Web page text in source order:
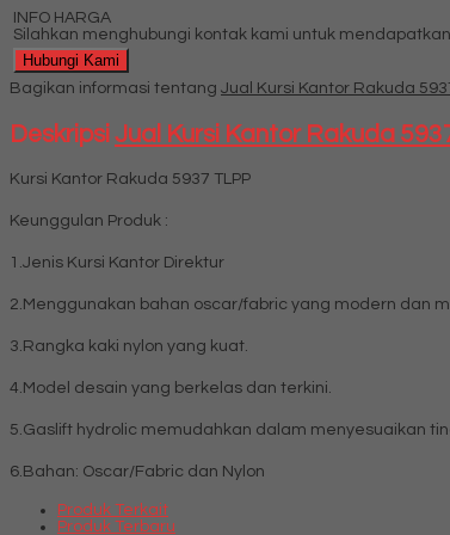
INFO HARGA
Silahkan menghubungi kontak kami untuk
Hubungi Kami
Bagikan informasi tentang Jual Kursi Kantor Rakuda
DeskripsiJual Kursi Kantor Rakuda
Kursi Kantor Rakuda 5937 TLPP
Keunggulan Produk :
1.Jenis Kursi Kantor Direktur
2.Menggunakan bahan oscar/fabric yang modern dan
3.Rangka kaki nylon yang kuat.
4.Model desain yang berkelas dan terkini.
5.Gaslift hydrolic memudahkan dalam menyesuaikan
6.Bahan: Oscar/Fabric dan Nylon
Produk Terkait
Produk Terbaru